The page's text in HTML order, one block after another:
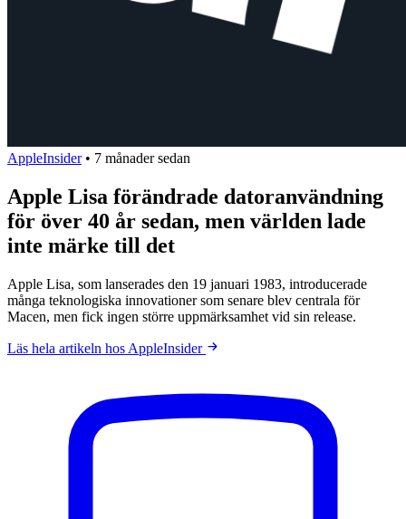
AppleInsider • 7 månader sedan
Apple Lisa förändrade datoranvändning
för över 40 år sedan, men världen lade
inte märke till det
Apple Lisa, som lanserades den 19 januari 1983, introducerade
många teknologiska innovationer som senare blev centrala för
Macen, men fick ingen större uppmärksamhet vid sin release.
Läs hela artikeln hos AppleInsider